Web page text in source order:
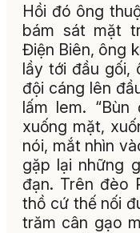
Hồi đó ông
bám sát mặt
Điện Biên, ông
lầy tới đầu gối,
đội cáng lên
lấm lem.
xuống mặt,
nói, mắt nhìn
gặp lại những
đạn. Trên đèo
thồ cứ thế nối
trăm cân gạo